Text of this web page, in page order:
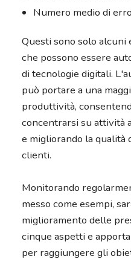
Numero medio di
Questi sono solo
che possono essere
di tecnologie digitali.
può portare a una
produttività,
concentrarsi su attività
e migliorando la
clienti.
Monitorando
messo come esempi,
miglioramento delle
cinque aspetti e
per raggiungere gli